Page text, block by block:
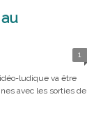
1
ludique va être
avec les sorties de